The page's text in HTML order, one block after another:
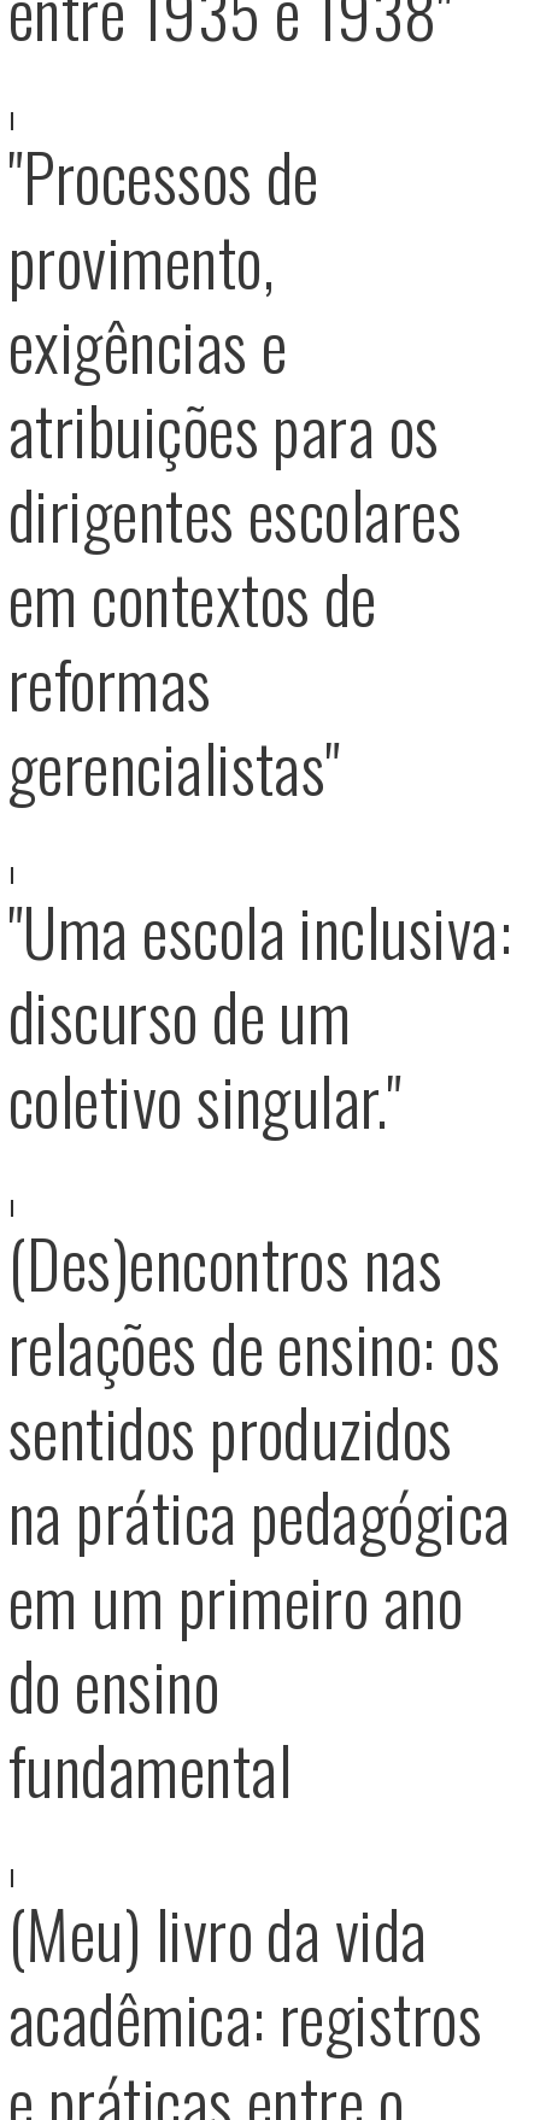
"Processos de
provimento,
exigências e
atribuições para os
dirigentes escolares
em contextos de
reformas
gerencialistas"
"Uma escola inclusiva:
discurso de um
coletivo singular."
(Des)encontros nas
relações de ensino: os
sentidos produzidos
na prática pedagógica
em um primeiro ano
do ensino
fundamental
(Meu) livro da vida
acadêmica: registros